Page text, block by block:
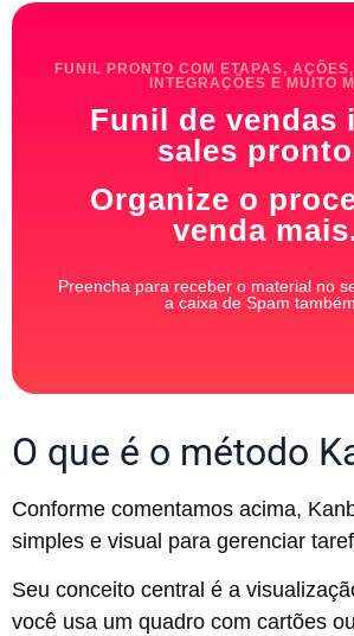
FUNIL PRONTO COM ETAPAS,
INTEGRAÇÕES E MUITO
Funil de vendas
sales
Organize o
venda
Preencha para receber o material no
a caixa de Spam
O que é o método
Conforme comentamos acima,
simples e visual para gerenciar
Seu conceito central é a
você usa um quadro com cartões